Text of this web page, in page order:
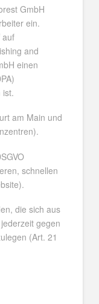
GmbH
ein.
auf
and
einen
ist.
am Main und
schnellen
die sich aus
gegen
(Art. 21